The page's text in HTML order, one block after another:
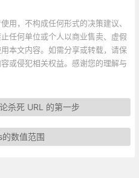
用，不构成任何形式的决策建议、
任何单位或个人以商业售卖、虚假
本文内容。如需分享或转载，请保
或侵犯相关权益。感谢您的理解与
杀死 URL 的第一步
的数值范围